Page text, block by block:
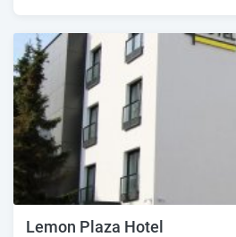
Lemon Plaza Hotel